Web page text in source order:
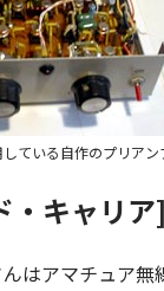
ている自作のプリアン
・キャリ
はアマチュア